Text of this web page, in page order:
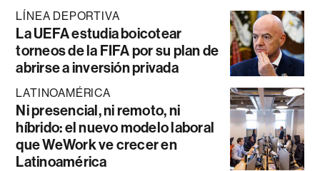
LÍNEA DEPORTIVA
La UEFA estudia boicotear
torneos de la FIFA por su plan de
abrirse a inversión privada
LATINOAMÉRICA
Ni presencial, ni remoto, ni
híbrido: el nuevo modelo laboral
que WeWork ve crecer en
Latinoamérica